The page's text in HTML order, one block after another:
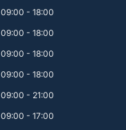
09:00 - 18:00
09:00 - 18:00
09:00 - 18:00
09:00 - 18:00
09:00 - 21:00
09:00 - 17:00